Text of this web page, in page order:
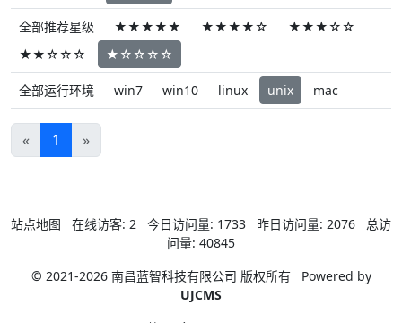
全部推荐星级 ★★★★★ ★★★★☆
★★★☆☆
★★☆☆☆
★☆☆☆☆
全部运行环境 win7 win10 linux unix mac
« 1 »
站点地图 在线访客: 2 今日访问量: 1733 昨日访问量: 2076
总访
问量: 40845
© 2021-2026 南昌蓝智科技有限公司 版权所有
Powered by
UJCMS